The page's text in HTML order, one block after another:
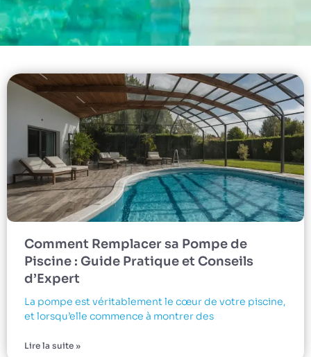
Comment Remplacer sa Pompe de
Piscine : Guide Pratique et Conseils
d’Expert
La pompe est véritablement le cœur de votre piscine,
et lorsqu’elle commence à montrer des
Lire la suite »